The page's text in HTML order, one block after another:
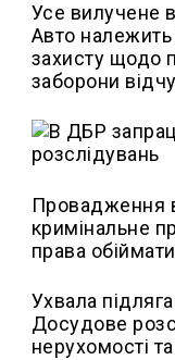
Усе вилучене
Авто
захисту щодо
заборони
Провадження
кримінальне
права
Ухвала
Досудове
нерухомості